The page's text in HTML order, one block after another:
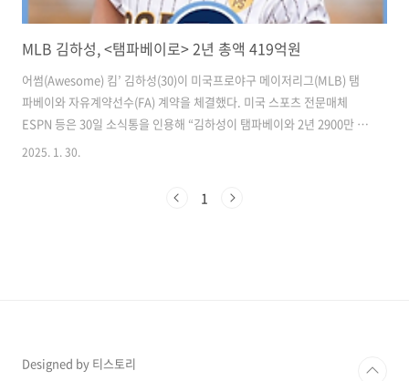
MLB 김하성, <탬파베이로> 2년 총액 419억원
어썸(Awesome) 킴’ 김하성(30)이 미국프로야구 메이저리그(MLB) 탬
파베이와 자유계약선수(FA) 계약을 체결했다. 미국 스포츠 전문매체
ESPN 등은 30일 소식통을 인용해 “김하성이 탬파베이와 2년 2900만 달
러(약 419억 원) 규모 계약에 합의했다”고 밝혔다. 2021시즌을 앞두고
입게 됐다. ​계약 내용 중 눈여겨볼 부분은 옵트아웃(구단과 선수 합의로
2025. 1. 30.
1
Designed by 티스토리